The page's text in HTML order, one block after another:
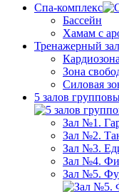
Спа-комплекс
Бассейн
Хамам с
Тренажерный зал
Кардиозона
Зона
Силовая
5 залов
Зал №1.
Зал №2.
Зал №3.
Зал №4.
Зал №5.